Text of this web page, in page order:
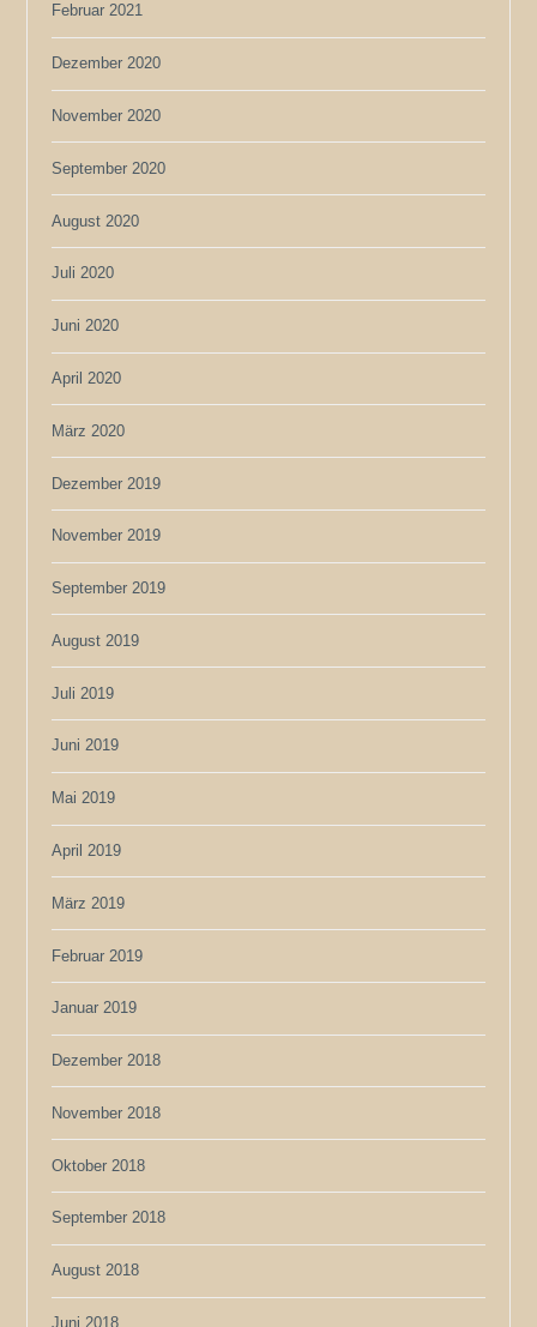
Februar 2021
Dezember 2020
November 2020
September 2020
August 2020
Juli 2020
Juni 2020
April 2020
März 2020
Dezember 2019
November 2019
September 2019
August 2019
Juli 2019
Juni 2019
Mai 2019
April 2019
März 2019
Februar 2019
Januar 2019
Dezember 2018
November 2018
Oktober 2018
September 2018
August 2018
Juni 2018